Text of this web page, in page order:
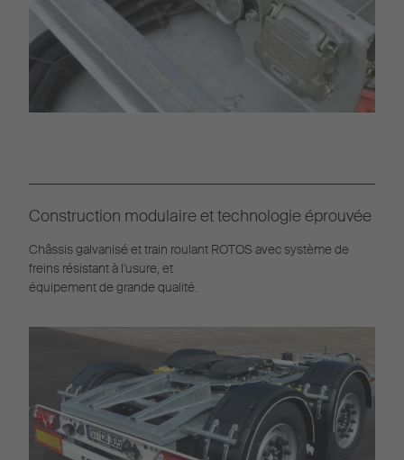
Construction modulaire et technologie éprouvée
Châssis galvanisé et train roulant ROTOS avec système de
freins résistant à l'usure, et
équipement de grande qualité.